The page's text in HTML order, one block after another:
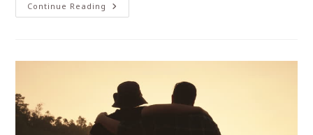
Continue Reading